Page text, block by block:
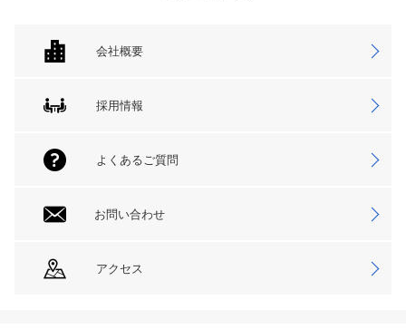
会社概要
採用情報
よくあるご質問
お問い合わせ
アクセス